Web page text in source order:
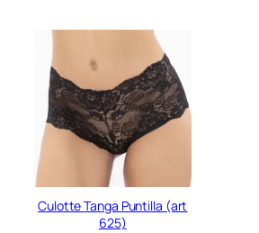
Culotte Tanga Puntilla (art
625)